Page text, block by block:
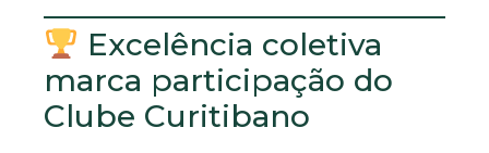
Excelência coletiva
marca participação do
Clube Curitibano